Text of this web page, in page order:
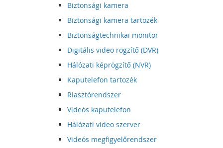
Biztonsági kamera
Biztonsági kamera tartozék
Biztonságtechnikai monitor
Digitális video rögzítő (DVR)
Hálózati képrögzítő (NVR)
Kaputelefon tartozék
Riasztórendszer
Videós kaputelefon
Hálózati video szerver
Videós megfigyelőrendszer